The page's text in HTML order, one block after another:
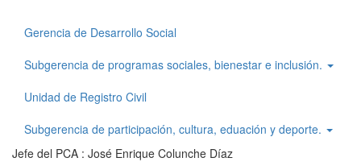
Gerencia
Desarrollo
Social
Gerencia de Desarrollo Social
Subgerencia de programas sociales, bienestar e inclusión.
Unidad de Registro Civil
Subgerencia de participación, cultura, eduación y deporte.
Jefe del PCA : José Enrique Colunche Díaz